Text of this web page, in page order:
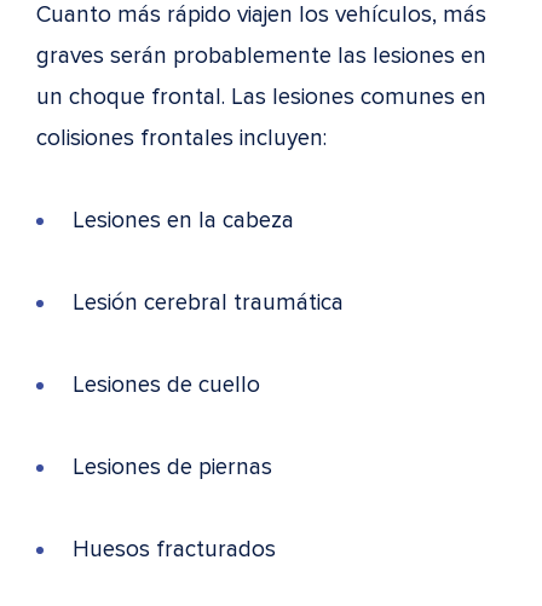
Cuanto más rápido viajen los vehículos, más
graves serán probablemente las lesiones en
un choque frontal. Las lesiones comunes en
colisiones frontales incluyen:
Lesiones en la cabeza
Lesión cerebral traumática
Lesiones de cuello
Lesiones de piernas
Huesos fracturados